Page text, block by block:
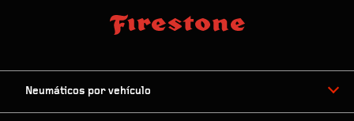
Neumáticos por vehículo